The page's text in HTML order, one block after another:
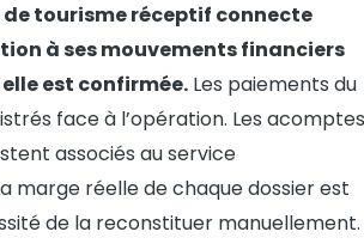
tourisme réceptif connecte
à ses mouvements financiers
est confirmée. Les paiements du
face à l’opération. Les acomptes
associés au service
marge réelle de chaque dossier est
de la reconstituer manuellement.